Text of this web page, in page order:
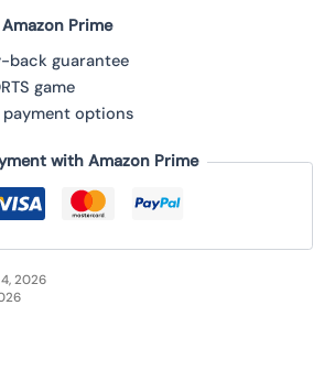
Prime
back guarantee
game
payment options
with Amazon Prime
2026